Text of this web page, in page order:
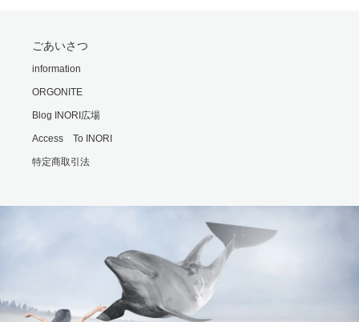
RSS FEED
SHARE
EMBED
モリオンは明智小五郎
Feb 25, 2020 • 6:00
ごあいさつ
information
ORGONITE
Blog INORI広場
Access To INORI
特定商取引法